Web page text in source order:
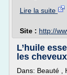
Lire la suite
Site : http://
L’huile
les
Dans: Beauté ,